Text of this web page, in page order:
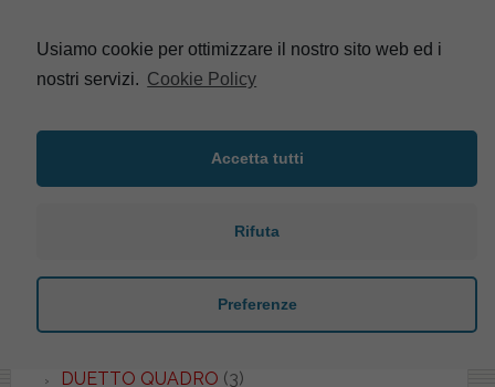
DONATELLO(5)
DUETTO QUADRO (3)
Usiamo cookie per ottimizzare il nostro sito web ed i
nostri servizi. Cookie Policy
Accetta tutti
Rifuta
Preferenze